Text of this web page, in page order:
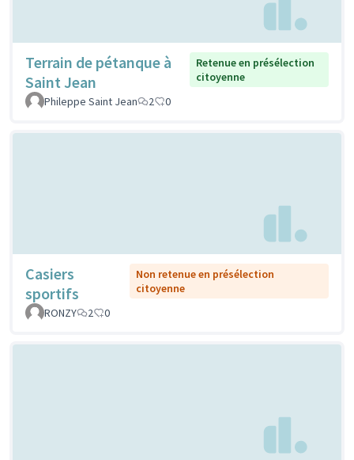
Terrain de pétanque à
Saint Jean
Retenue en présélection
citoyenne
Phileppe Saint Jean
2 0
Casiers
sportifs
Non retenue en présélection
citoyenne
RONZY
2 0